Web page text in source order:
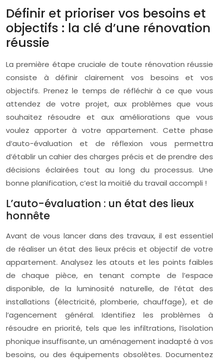
Définir et prioriser vos besoins et
objectifs : la clé d’une rénovation
réussie
La première étape cruciale de toute rénovation réussie
consiste à définir clairement vos besoins et vos
objectifs. Prenez le temps de réfléchir à ce que vous
attendez de votre projet, aux problèmes que vous
souhaitez résoudre et aux améliorations que vous
voulez apporter à votre appartement. Cette phase
d’auto-évaluation et de réflexion vous permettra
d’établir un cahier des charges précis et de prendre des
décisions éclairées tout au long du processus. Une
bonne planification, c’est la moitié du travail accompli !
L’auto-évaluation : un état des lieux
honnête
Avant de vous lancer dans des travaux, il est essentiel
de réaliser un état des lieux précis et objectif de votre
appartement. Analysez les atouts et les points faibles
de chaque pièce, en tenant compte de l’espace
disponible, de la luminosité naturelle, de l’état des
installations (électricité, plomberie, chauffage), et de
l’agencement général. Identifiez les problèmes à
résoudre en priorité, tels que les infiltrations, l’isolation
phonique insuffisante, un aménagement inadapté à vos
besoins, ou des équipements obsolètes. Documentez